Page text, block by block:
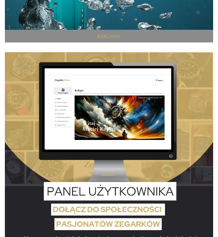
REKLAMA